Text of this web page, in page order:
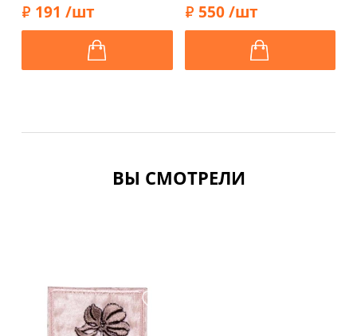
5,2 х 2,3 см, 569976.A
191 /шт
"Бабочка праздничная
белая", 7,5х5см, Prym
550 /шт
ВЫ СМОТРЕЛИ